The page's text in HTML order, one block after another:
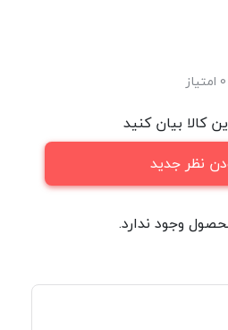
کالا بیان کنید
نظر جدید
وجود ندارد.